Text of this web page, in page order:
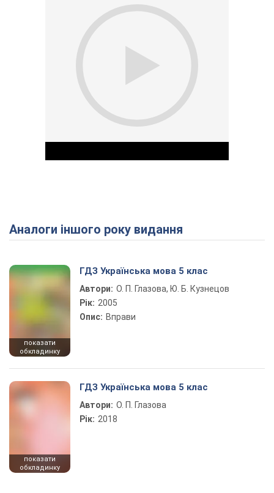
Play Video
Аналоги іншого року видання
показати
обкладинку
ГДЗ Українська мова 5 клас
Автори: О. П. Глазова, Ю. Б. Кузнецов
Рік: 2005
Опис: Вправи
показати
обкладинку
ГДЗ Українська мова 5 клас
Автори: О. П. Глазова
Рік: 2018